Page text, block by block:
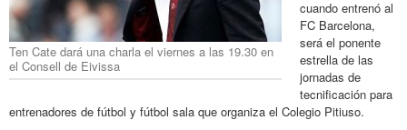
Ten Cate dará una charla el viernes a las 19.30 en
el Consell de Eivissa
cuando entrenó al
FC Barcelona,
será el ponente
estrella de las
jornadas de
tecnificación para
entrenadores de fútbol y fútbol sala que organiza el Colegio Pitiuso.